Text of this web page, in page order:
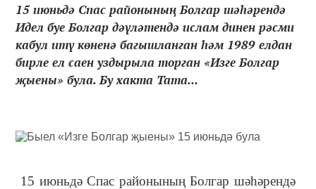
15 июньдә Спас районының Болгар шәһәрендә
Идел буе Болгар дәүләтендә ислам динен рәсми
кабул итү көненә багышланган һәм 1989 елдан
бирле ел саен уздырыла торган «Изге Болгар
җыены» була. Бу хакта Тата...
15 июньдә Спас районының Болгар шәһәрендә